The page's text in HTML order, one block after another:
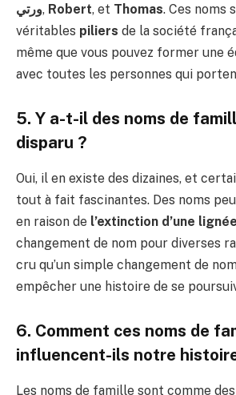
ورتي, Robert, et Thomas. Ces noms
véritables piliers de la société
même que vous pouvez former une
avec toutes les personnes qui
5. Y a-t-il des noms de
disparu ?
Oui, il en existe des dizaines, et
tout à fait fascinantes. Des noms
en raison de l’extinction d’une lignée
changement de nom pour diverses
cru qu’un simple changement de
empêcher une histoire de se
6. Comment ces noms de
influencent-ils notre
Les noms de famille sont comme des